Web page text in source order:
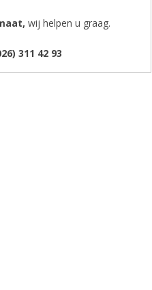
wij helpen u graag.
311 42 93